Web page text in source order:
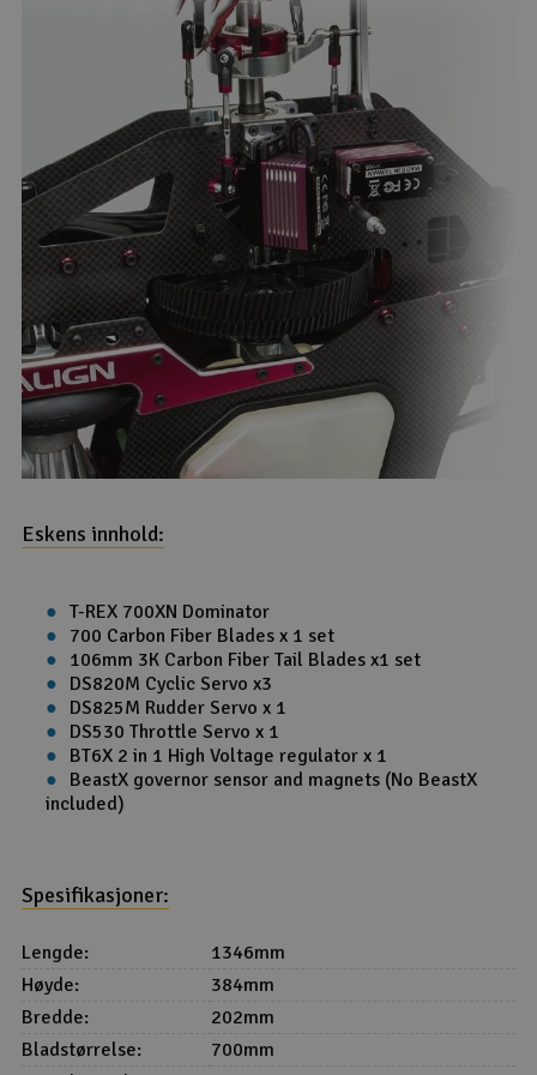
Eskens innhold:
T-REX 700XN Dominator
700 Carbon Fiber Blades x 1 set
106mm 3K Carbon Fiber Tail Blades x1 set
DS820M Cyclic Servo x3
DS825M Rudder Servo x 1
DS530 Throttle Servo x 1
BT6X 2 in 1 High Voltage regulator x 1
BeastX governor sensor and magnets (No BeastX
included)
Spesifikasjoner:
Lengde:
1346mm
Høyde:
384mm
Bredde:
202mm
Bladstørrelse:
700mm